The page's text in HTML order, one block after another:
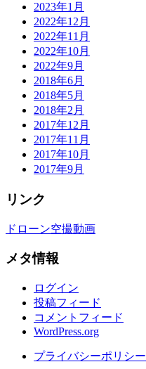
2023年1月
2022年12月
2022年11月
2022年10月
2022年9月
2018年6月
2018年5月
2018年2月
2017年12月
2017年11月
2017年10月
2017年9月
リンク
ドローン空撮動画
メタ情報
ログイン
投稿フィード
コメントフィード
WordPress.org
プライバシーポリシー